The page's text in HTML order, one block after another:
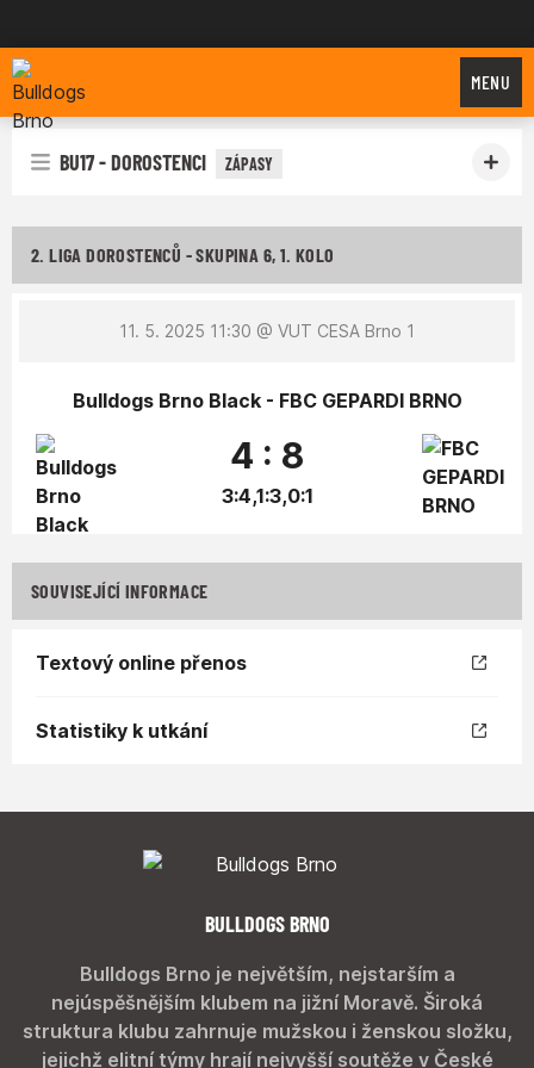
Bulldogs Brno
MENU
BU17 - DOROSTENCI ZÁPASY
2. LIGA DOROSTENCŮ - SKUPINA 6, 1. KOLO
11. 5. 2025 11:30 @ VUT CESA Brno 1
Bulldogs Brno Black - FBC GEPARDI BRNO
4 : 8
3:4,1:3,0:1
SOUVISEJÍCÍ INFORMACE
Textový online přenos
Statistiky k utkání
BULLDOGS BRNO
Bulldogs Brno je největším, nejstarším a
nejúspěšnějším klubem na jižní Moravě. Široká
struktura klubu zahrnuje mužskou i ženskou složku,
jejichž elitní týmy hrají nejvyšší soutěže v České